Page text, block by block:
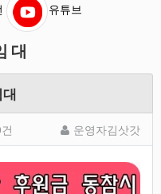
유튜브
대
운영자김삿갓